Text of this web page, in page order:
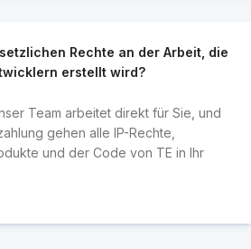
Rechte an der Arbeit, die
erstellt wird?
Team arbeitet direkt für Sie, und
gehen alle IP-Rechte,
und der Code von TE in Ihr